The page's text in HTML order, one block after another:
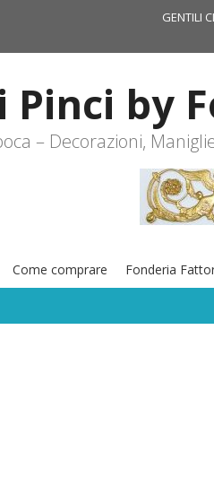
GENTILI
Pinci by
– Decorazioni,
Come comprare Fonderia